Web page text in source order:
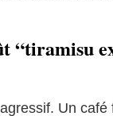
“tiramisu
Un